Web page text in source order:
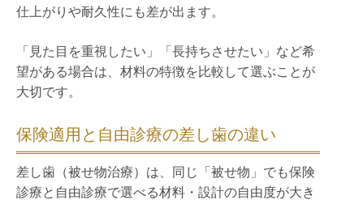
仕上がりや耐久性にも差が出ます。
「見た目を重視したい」「長持ちさせたい」など希
望がある場合は、材料の特徴を比較して選ぶことが
大切です。
保険適用と自由診療の差し歯の違い
差し歯（被せ物治療）は、同じ「被せ物」でも保険
診療と自由診療で選べる材料・設計の自由度が大き